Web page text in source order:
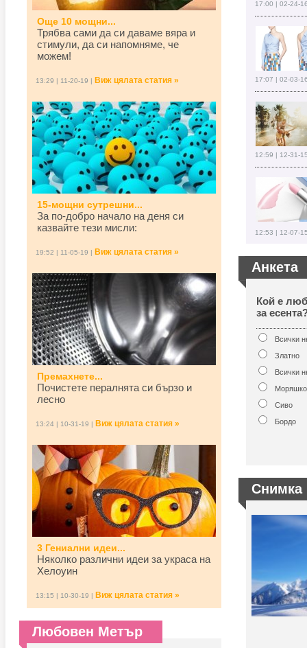
Още 10 мощни...
Трябва сами да си даваме вяра и
стимули, да си напомняме, че
можем!
13:29 | 11-20-19 | Виж цялата статия »
15-мощни сутрешни...
За по-добро начало на деня си
казвайте тези мисли:
19:52 | 11-05-19 | Виж цялата статия »
Премахнете...
Почистете пералнята си бързо и
лесно
13:24 | 10-31-19 | Виж цялата статия »
3 Гениални идеи...
Няколко различни идеи за украса на
Хелоуин
13:15 | 10-30-19 | Виж цялата статия »
Любовен Метър
17:00 | 02-24-
17:07 | 02-03-
12:59 | 12-31-
12:53 | 12-07-
Анкета
Кой е
за
Всички
Златно
Всички
Сиво
Бордо
Снимка